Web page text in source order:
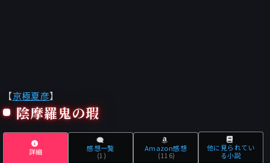
【京極夏彦】
陰摩羅鬼の瑕
詳細 感想一覧
(1)
Amazon感想
(116)
他に見られてい
る小説